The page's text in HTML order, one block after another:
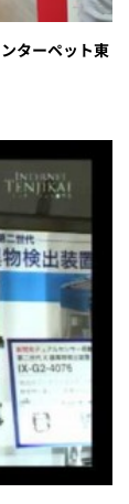
ターペット東